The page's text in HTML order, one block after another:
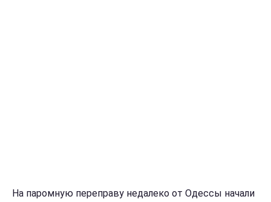
На паромную переправу недалеко от Одессы начали